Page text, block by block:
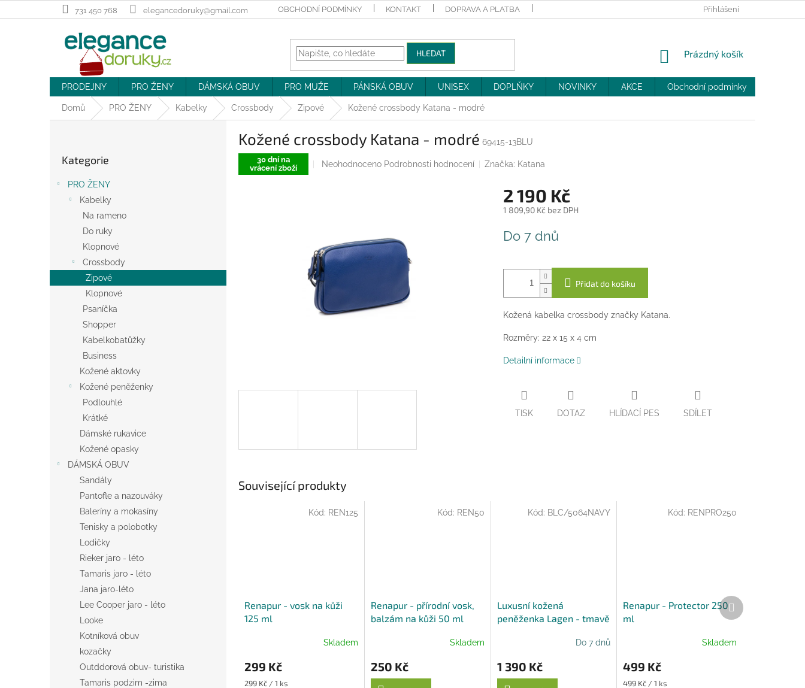
na
731 450 768 elegancedoruky@gmail.com OBCHODNÍ PODMÍNKY KONTAKT DOPRAVA A PLATBA MOJE OBJEDNÁVKA
Přihlášení
HLEDAT
NÁKUPNÍ
Prázdný košík
PRODEJNY PRO ŽENY DÁMSKÁ OBUV PRO MUŽE PÁNSKÁ OBUV UNISEX DOPLŇKY NOVINKY AKCE Obchodní podmínky
Domů PRO ŽENY Kabelky Crossbody Zipové Kožené crossbody Katana - modré
n
e
kategorie
Kategorie
PRO ŽENY
Kabelky
Na rameno
Do ruky
Klopnové
Crossbody
Zipové
Klopnové
Psaníčka
Shopper
Kabelkobatůžky
Business
Kožené aktovky
Kožené peněženky
Podlouhlé
Krátké
Dámské rukavice
Kožené opasky
DÁMSKÁ OBUV
Sandály
Pantofle a nazouváky
Baleríny a mokasíny
Tenisky a polobotky
Lodičky
Rieker jaro - léto
Tamaris jaro - léto
Jana jaro-léto
Lee Cooper jaro - léto
Looke
Kotníková obuv
kozačky
Outddorová obuv- turistika
Tamaris podzim -zima
Kožené crossbody Katana - modré 69415-13BLU
30 dní na
vrácení zboží
Průměrné
hvězdiček.
Neohodnoceno Podrobnosti hodnocení Značka: Katana
2 190 Kč
1 809,90 Kč bez DPH
cena:
Do 7 dnů
Přidat do košíku
Kožená kabelka crossbody značky Katana.
Rozměry: 22 x 15 x 4 cm
Detailní informace
TISK DOTAZ HLÍDACÍ PES SDÍLET
Související produkty
Renapur - vosk na kůži
125 ml
Skladem
299 Kč
Měrná
299 Kč / 1 ks
Kód: REN125
Renapur - přírodní vosk,
balzám na kůži 50 ml
Skladem
250 Kč
Kód: REN50
Luxusní kožená
peněženka Lagen - tmavě
Do 7 dnů
1 390 Kč
Kód: BLC/5064NAVY
Renapur - Protector 250
ml
Skladem
499 Kč
Měrná
499 Kč / 1 ks
Kód: RENPRO250
Další
produkt